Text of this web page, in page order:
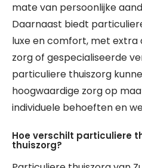
mate van persoonlijke
Daarnaast biedt
luxe en comfort, met extra
zorg of gespecialiseerde
particuliere thuiszorg
hoogwaardige zorg op
individuele behoeften en
Hoe verschilt particuliere
thuiszorg?